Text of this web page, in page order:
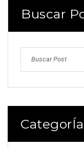
Buscar